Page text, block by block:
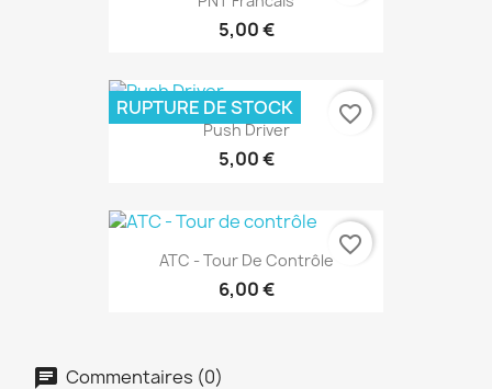
5,00 €
Push Driver
5,00 €
RUPTURE DE STOCK favorite_border
ATC - Tour De Contrôle
6,00 €
favorite_border
Commentaires (0)